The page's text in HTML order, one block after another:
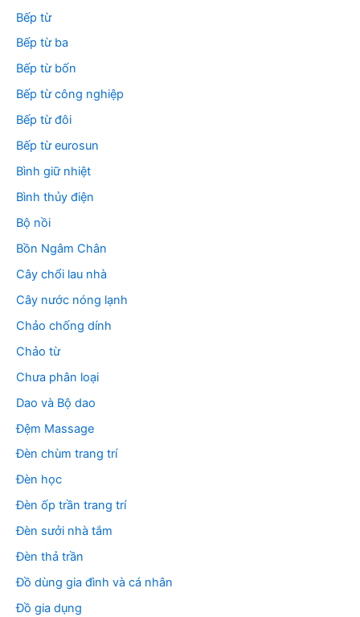
Bếp từ
Bếp từ ba
Bếp từ bốn
Bếp từ công nghiệp
Bếp từ đôi
Bếp từ eurosun
Bình giữ nhiệt
Bình thủy điện
Bộ nồi
Bồn Ngâm Chân
Cây chổi lau nhà
Cây nước nóng lạnh
Chảo chống dính
Chảo từ
Chưa phân loại
Dao và Bộ dao
Đệm Massage
Đèn chùm trang trí
Đèn học
Đèn ốp trần trang trí
Đèn sưởi nhà tắm
Đèn thả trần
Đồ dùng gia đình và cá nhân
Đồ gia dụng